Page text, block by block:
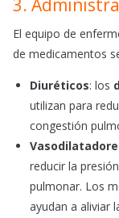
3.
El equipo de
de medicamentos
Diuréticos: los
utilizan para
congestión
reducir la
pulmonar. Los
ayudan a aliviar